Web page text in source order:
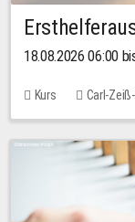
18.08.2026 06:00
Kurs Carl-